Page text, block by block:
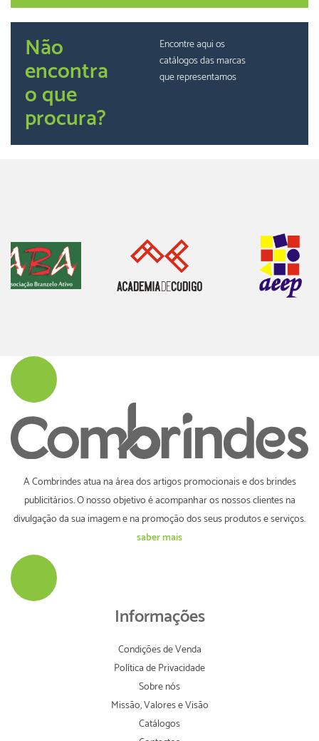
Não
encontra
o que
procura?
Encontre aqui os
catálogos das marcas
que representamos
A Combrindes atua na área dos artigos promocionais e dos brindes
publicitários. O nosso objetivo é acompanhar os nossos clientes na
divulgação da sua imagem e na promoção dos seus produtos e serviços.
saber mais
Informações
Condições de Venda
Política de Privacidade
Sobre nós
Missão, Valores e Visão
Catálogos